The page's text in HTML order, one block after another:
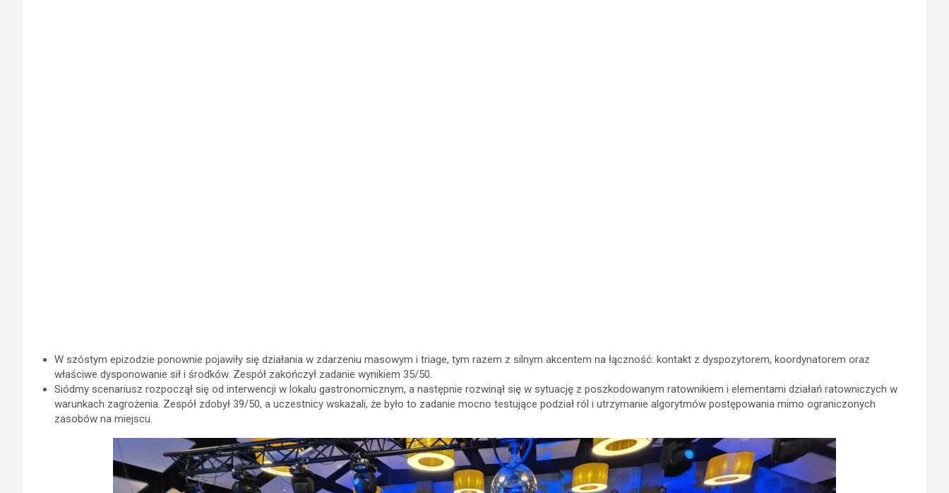
W szóstym epizodzie ponownie pojawiły się działania w zdarzeniu masowym i triage, tym razem z silnym akcentem na łączność: kontakt z dyspozytorem, koordynatorem oraz
właściwe dysponowanie sił i środków. Zespół zakończył zadanie wynikiem 35/50.
Siódmy scenariusz rozpoczął się od interwencji w lokalu gastronomicznym, a następnie rozwinął się w sytuację z poszkodowanym ratownikiem i elementami działań ratowniczych w
warunkach zagrożenia. Zespół zdobył 39/50, a uczestnicy wskazali, że było to zadanie mocno testujące podział ról i utrzymanie algorytmów postępowania mimo ograniczonych
zasobów na miejscu.